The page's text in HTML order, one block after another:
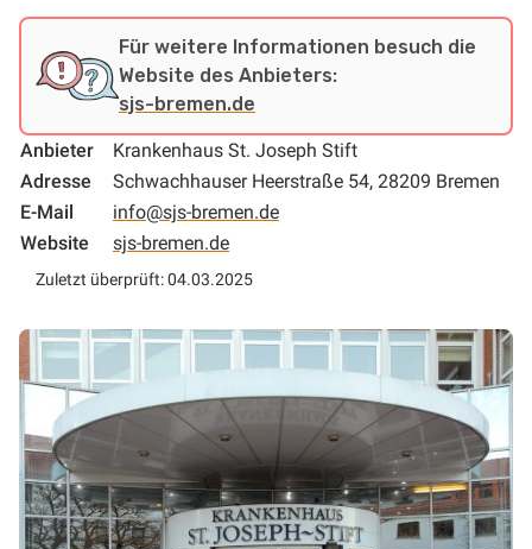
Für weitere Informationen besuch die
Website des Anbieters:
sjs-bremen.de
Anbieter
Krankenhaus St. Joseph Stift
Adresse
Schwachhauser Heerstraße 54, 28209 Bremen
E-Mail
info@sjs-bremen.de
Website
sjs-bremen.de
Zuletzt überprüft: 04.03.2025